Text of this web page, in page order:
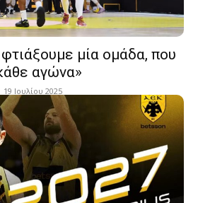
μία ομάδα, που
αγώνα»
19 Ιουλίου 2025